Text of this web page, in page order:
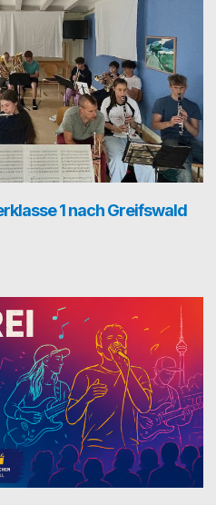
1 nach Greifswald